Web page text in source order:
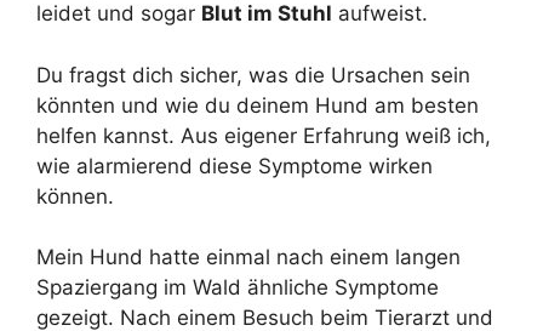
leidet und sogar Blut im Stuhl aufweist.
Du fragst dich sicher, was die Ursachen sein
könnten und wie du deinem Hund am besten
helfen kannst. Aus eigener Erfahrung weiß ich,
wie alarmierend diese Symptome wirken
können.
Mein Hund hatte einmal nach einem langen
Spaziergang im Wald ähnliche Symptome
gezeigt. Nach einem Besuch beim Tierarzt und